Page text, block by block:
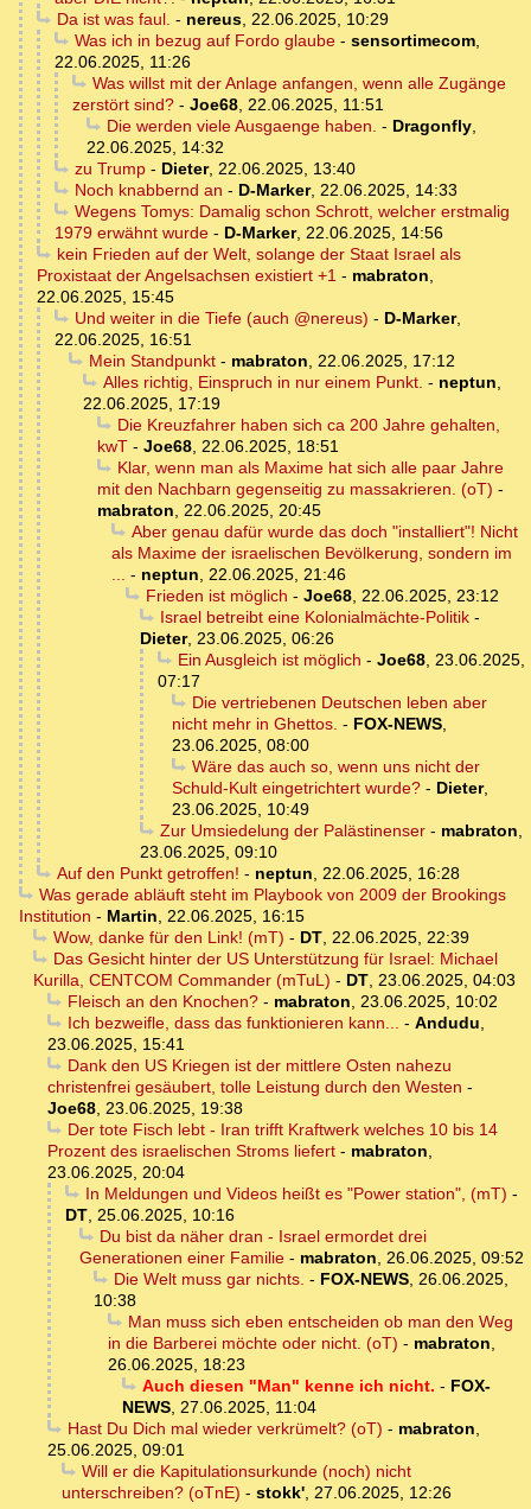
Da ist was faul. - nereus, 22.06.2025, 10:29
Was ich in bezug auf Fordo glaube- sensortimecom,
22.06.2025, 11:26
Was willst mit der Anlage anfangen, wenn alle Zugänge
zerstört sind? - Joe68 22.06.2025, 11:51
Die werden viele Ausgaenge haben. - Dragonfly,
22.06.2025, 14:32
zu Trump- Dieter, 22.06.2025, 13:40
Noch knabbernd an - D-Marker, 22.06.2025, 14:33
Wegens Tomys: Damalig schon Schrott, welcher erstmalig
1979 erwähnt wurde - D-Marker, 22.06.2025, 14:56
kein Frieden auf der Welt, solange der Staat Israel als
Proxistaat der Angelsachsen existiert +1 - mabraton
22.06.2025, 15:45
Und weiter in die Tiefe (auch @nereus) - D-Marker,
22.06.2025, 16:51
Mein Standpunkt- mabraton
22.06.2025, 17:12
Alles richtig, Einspruch in nur einem Punkt. - neptun
22.06.2025, 17:19
Die Kreuzfahrer haben sich ca 200 Jahre gehalten,
kwT - Joe68 22.06.2025, 18:51
Klar, wenn man als Maxime hat sich alle paar Jahre
mit den Nachbarn gegenseitig zu massakrieren. (oT) -
mabraton
22.06.2025, 20:45
Aber genau dafür wurde das doch "installiert"! Nicht
als Maxime der israelischen Bevölkerung, sondern im
- neptun
22.06.2025, 21:46
Frieden ist möglich - Joe68, 22.06.2025, 23:12
Israel betreibt eine Kolonialmächte-Politik-
Dieter, 23.06.2025, 06:26
Ein Ausgleich ist möglich - Joe68, 23.06.2025,
07:17
Die vertriebenen Deutschen leben aber
nicht mehr in Ghettos. - FOX-NEWS
23.06.2025, 08:00
Wäre das auch so, wenn uns nicht der
Schuld-Kult eingetrichtert wurde? - Dieter,
23.06.2025, 10:49
Zur Umsiedelung der Palästinenser- mabraton
23.06.2025, 09:10
Auf den Punkt getroffen! - neptun
22.06.2025, 16:28
Was gerade abläuft steht im Playbook von 2009 der Brookings
Institution - Martin
22.06.2025, 16:15
Wow, danke für den Link! (mT) - DT, 22.06.2025, 22:39
Das Gesicht hinter der US Unterstützung für Israel: Michael
Kurilla, CENTCOM Commander (mTuL) - DT 23.06.2025, 04:03
Fleisch an den Knochen?- mabraton
23.06.2025, 10:02
Ich bezweifle, dass das funktionieren kann...
- Andudu
23.06.2025, 15:41
Dank den US Kriegen ist der mittlere Osten nahezu
christenfrei gesäubert, tolle Leistung durch den Westen -
Joe68 23.06.2025, 19:38
Der tote Fisch lebt - Iran trifft Kraftwerk welches 10 bis 14
Prozent des israelischen Stroms liefert - mabraton
23.06.2025, 20:04
In Meldungen und Videos heißt es "Power station", (mT) -
DT 25.06.2025, 10:16
Du bist da näher dran - Israel ermordet drei
Generationen einer Familie - mabraton
26.06.2025, 09:52
Die Welt muss gar nichts. - FOX-NEWS, 26.06.2025,
10:38
Man muss sich eben entscheiden ob man den Weg
in die Barberei möchte oder nicht. (oT) - mabraton
26.06.2025, 18:23
Auch diesen "Man" kenne ich nicht. - FOX-
NEWS 27.06.2025, 11:04
Hast Du Dich mal wieder verkrümelt? (oT) - mabraton
25.06.2025, 09:01
Will er die Kapitulationsurkunde (noch) nicht
unterschreiben? (oTnE) - stokk' 27.06.2025, 12:26